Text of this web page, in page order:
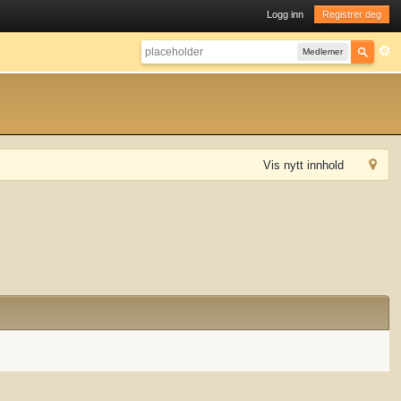
Logg inn Registrer deg
Medlemer
Vis nytt innhold